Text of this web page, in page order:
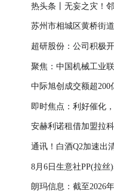
让云南孩子遇见偶像
热头条丨无妄之灾！
友：别心软
苏州市相城区黄桥街
南
超研股份：公司积极
聚焦：中国机械工业
五大行业全线飘红
中际旭创成交额超200
即时焦点：利好催化
ETF（512810）冲击
安赫利诺租借加盟拉
通讯！白酒Q2加速出
8月6日生意社PP(拉丝
朗玛信息：截至2026